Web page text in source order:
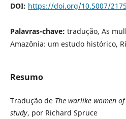
DOI: https://doi.org/10.5007/
Palavras-chave: tradução, As
Amazônia: um estudo histórico,
Resumo
Tradução de The warlike women
study, por Richard Spruce